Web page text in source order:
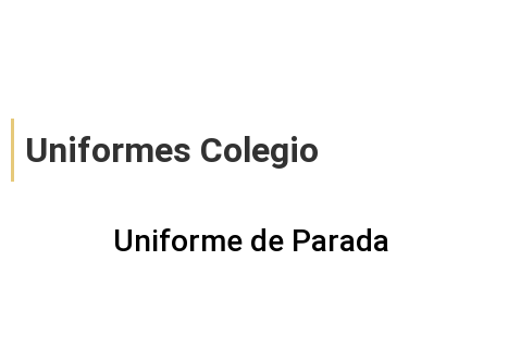
Uniformes Colegio
Uniforme de Parada